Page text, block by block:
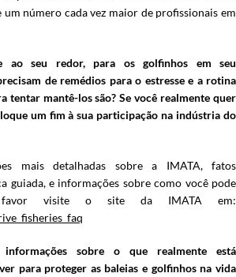
número cada vez maior de profissionais em
ao seu redor, para os golfinhos em seu
de remédios para o estresse e a rotina
tentar mantê-los são? Se você realmente quer
um fim à sua participação na indústria do
mais detalhadas sobre a IMATA, fatos
guiada, e informações sobre como você pode
visite o site da IMATA em:
sobre o que realmente está
para proteger as baleias e golfinhos na vida